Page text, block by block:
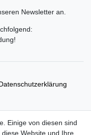
Newsletter an.
!
Einige von diesen sind
Website und Ihre